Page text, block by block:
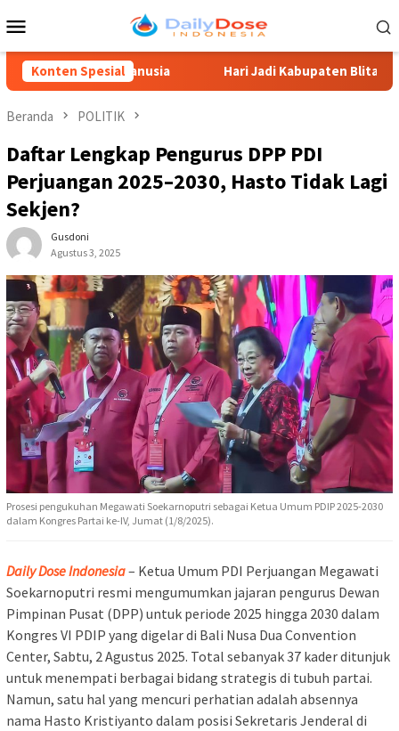
ke
Mobile
Konten Spesial
Manusia Hari Jadi Kabupaten Blitar 702, Ketua DPRD
Beranda POLITIK
Daftar Lengkap Pengurus DPP PDI
Perjuangan 2025–2030, Hasto Tidak Lagi
Sekjen?
Gusdoni
Agustus 3, 2025
Prosesi pengukuhan Megawati Soekarnoputri sebagai Ketua Umum PDIP 2025-2030
dalam Kongres Partai ke-IV, Jumat (1/8/2025).
Daily Dose Indonesia– Ketua Umum PDI Perjuangan Megawati
Soekarnoputri resmi mengumumkan jajaran pengurus Dewan
Pimpinan Pusat (DPP) untuk periode 2025 hingga 2030 dalam
Kongres VI PDIP yang digelar di Bali Nusa Dua Convention
Center, Sabtu, 2 Agustus 2025. Total sebanyak 37 kader ditunjuk
untuk menempati berbagai bidang strategis di tubuh partai.
Namun, satu hal yang mencuri perhatian adalah absennya
nama Hasto Kristiyanto dalam posisi Sekretaris Jenderal di